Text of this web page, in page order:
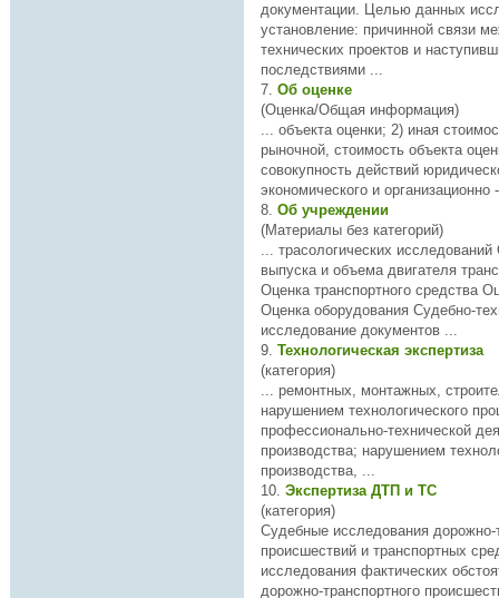
документации. Целью данных исследований является
установление: причинной связи между нарушениями
технических проектов и наступившими
последствиями ...
7. Об оценке
(Оценка/Общая информация)
... объекта оценки; 2) иная стоимость - иная, кроме
рыночной, стоимость объекта оценки; 3) метод
совокупность действий
экономического и организационно
8. Об учреждении
(Материалы без категорий)
... трасологических
выпуска и объема двигателя
Оценка транспортного средства
Оценка оборудования Судебно-
исследование документов ...
9. Технологическая экспертиза
(категория)
... ремонтных, монтажных,
нарушением технологического
профессионально-технической
производства; нарушением технологических процессов
производства, ...
10. Экспертиза ДТП и ТС
(категория)
Судебные исследования дорожно-
происшествий и транспортных
исследования фактических
дорожно-транспортного